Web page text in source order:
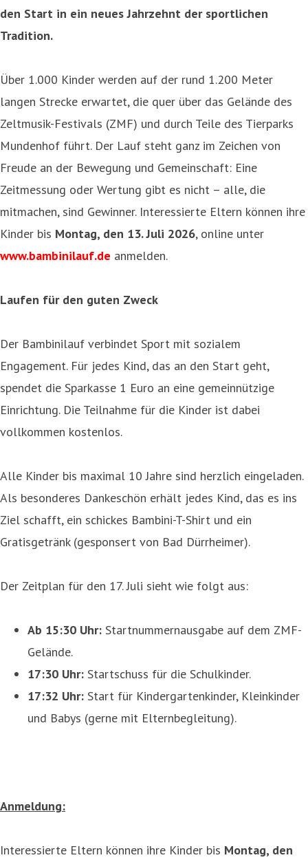
den Start in ein neues Jahrzehnt der sportlichen
Tradition.
Über 1.000 Kinder werden auf der rund 1.200 Meter
langen Strecke erwartet, die quer über das Gelände des
Zeltmusik-Festivals (ZMF) und durch Teile des Tierparks
Mundenhof führt. Der Lauf steht ganz im Zeichen von
Freude an der Bewegung und Gemeinschaft: Eine
Zeitmessung oder Wertung gibt es nicht – alle, die
mitmachen, sind Gewinner. Interessierte Eltern können ihre
Kinder bis Montag, den 13. Juli 2026, online unter
www.bambinilauf.de anmelden.
Laufen für den guten Zweck
Der Bambinilauf verbindet Sport mit sozialem
Engagement. Für jedes Kind, das an den Start geht,
spendet die Sparkasse 1 Euro an eine gemeinnützige
Einrichtung. Die Teilnahme für die Kinder ist dabei
vollkommen kostenlos.
Alle Kinder bis maximal 10 Jahre sind herzlich eingeladen.
Als besonderes Dankeschön erhält jedes Kind, das es ins
Ziel schafft, ein schickes Bambini-T-Shirt und ein
Gratisgetränk (gesponsert von Bad Dürrheimer).
Der Zeitplan für den 17. Juli sieht wie folgt aus:
Ab 15:30 Uhr: Startnummernausgabe auf dem ZMF-
Gelände.
17:30 Uhr: Startschuss für die Schulkinder.
17:32 Uhr: Start für Kindergartenkinder, Kleinkinder
und Babys (gerne mit Elternbegleitung).
Anmeldung:
Interessierte Eltern können ihre Kinder bis Montag, den